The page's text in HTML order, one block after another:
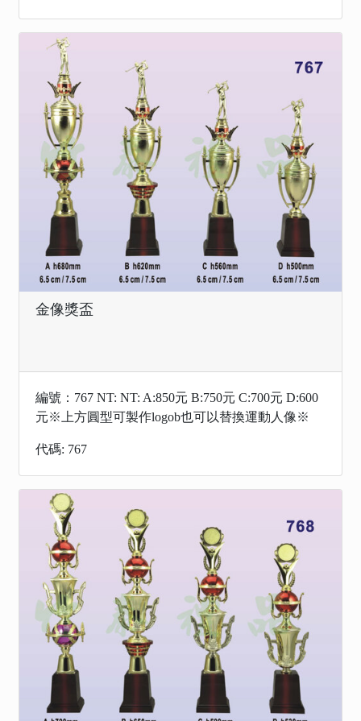
金像獎盃
編號：767 NT: NT: A:850元 B:750元 C:700元 D:600
元※上方圓型可製作logob也可以替換運動人像※
代碼: 767